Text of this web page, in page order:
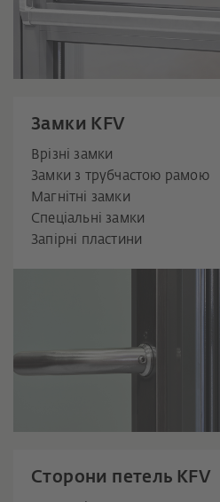
Замки KFV
Врізні замки
Замки з трубчастою рамою
Магнітні замки
Спеціальні замки
Запірні пластини
Сторони петель KFV